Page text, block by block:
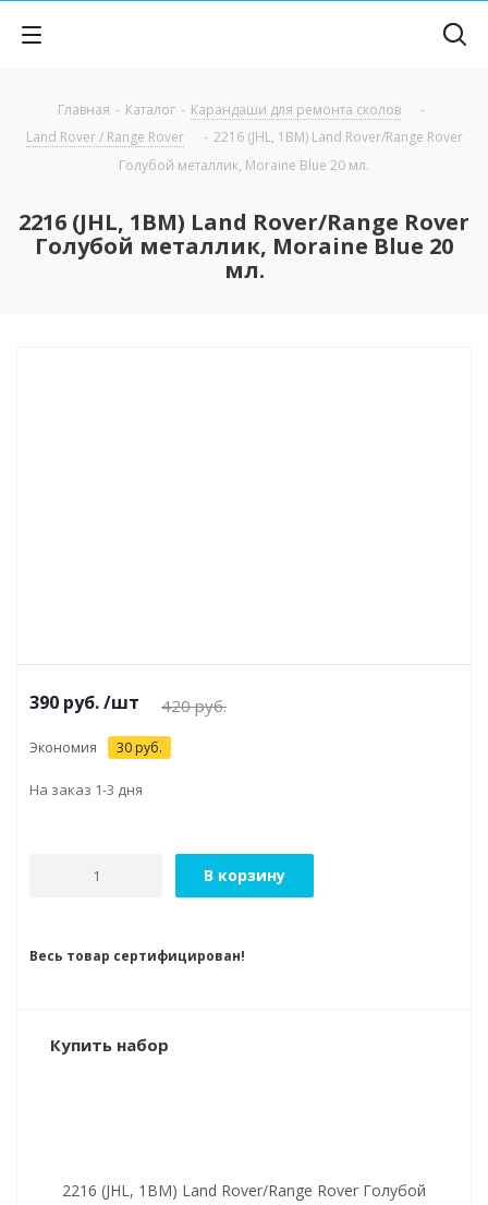
Главная - Каталог - Карандаши для ремонта сколов
-
Land Rover / Range Rover
- 2216 (JHL, 1BM) Land Rover/Range Rover
Голубой металлик, Moraine Blue 20 мл.
2216 (JHL, 1BM) Land Rover/Range Rover
Голубой металлик, Moraine Blue 20
мл.
390 руб./шт 420руб.
Экономия 30 руб.
На заказ 1-3 дня
В корзину
Весь товар сертифицирован!
Купить набор
2216 (JHL, 1BM) Land Rover/Range Rover Голубой